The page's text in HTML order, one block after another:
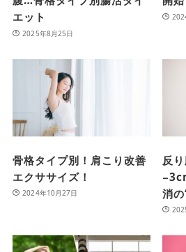
エット
2025年8月25日
骨格タイプ別！肩こり改善
エクササイズ！
2024年10月27日
反
消